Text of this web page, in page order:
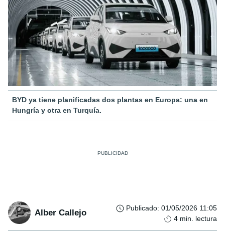
BYD ya tiene planificadas dos plantas en Europa: una en
Hungría y otra en Turquía.
Alber Callejo Publicado: 01/05/2026 11:05
4 min. lectura